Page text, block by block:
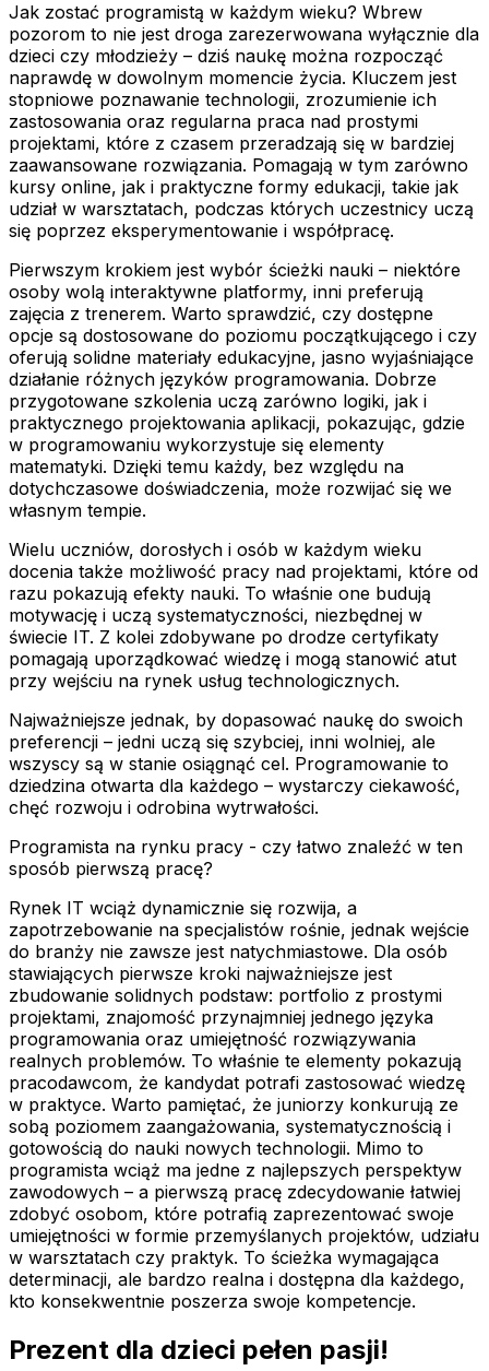
Jak zostać programistą w każdym wieku? Wbrew
pozorom to nie jest droga zarezerwowana wyłącznie dla
dzieci czy młodzieży – dziś naukę można rozpocząć
naprawdę w dowolnym momencie życia. Kluczem jest
stopniowe poznawanie technologii, zrozumienie ich
zastosowania oraz regularna praca nad prostymi
projektami, które z czasem przeradzają się w bardziej
zaawansowane rozwiązania. Pomagają w tym zarówno
kursy online, jak i praktyczne formy edukacji, takie jak
udział w warsztatach, podczas których uczestnicy uczą
się poprzez eksperymentowanie i współpracę.
Pierwszym krokiem jest wybór ścieżki nauki – niektóre
osoby wolą interaktywne platformy, inni preferują
zajęcia z trenerem. Warto sprawdzić, czy dostępne
opcje są dostosowane do poziomu początkującego i czy
oferują solidne materiały edukacyjne, jasno wyjaśniające
działanie różnych języków programowania. Dobrze
przygotowane szkolenia uczą zarówno logiki, jak i
praktycznego projektowania aplikacji, pokazując, gdzie
w programowaniu wykorzystuje się elementy
matematyki. Dzięki temu każdy, bez względu na
dotychczasowe doświadczenia, może rozwijać się we
własnym tempie.
Wielu uczniów, dorosłych i osób w każdym wieku
docenia także możliwość pracy nad projektami, które od
razu pokazują efekty nauki. To właśnie one budują
motywację i uczą systematyczności, niezbędnej w
świecie IT. Z kolei zdobywane po drodze certyfikaty
pomagają uporządkować wiedzę i mogą stanowić atut
przy wejściu na rynek usług technologicznych.
Najważniejsze jednak, by dopasować naukę do swoich
preferencji – jedni uczą się szybciej, inni wolniej, ale
wszyscy są w stanie osiągnąć cel. Programowanie to
dziedzina otwarta dla każdego – wystarczy ciekawość,
chęć rozwoju i odrobina wytrwałości.
Programista na rynku pracy - czy łatwo znaleźć w ten
sposób pierwszą pracę?
Rynek IT wciąż dynamicznie się rozwija, a
zapotrzebowanie na specjalistów rośnie, jednak wejście
do branży nie zawsze jest natychmiastowe. Dla osób
stawiających pierwsze kroki najważniejsze jest
zbudowanie solidnych podstaw: portfolio z prostymi
projektami, znajomość przynajmniej jednego języka
programowania oraz umiejętność rozwiązywania
realnych problemów. To właśnie te elementy pokazują
pracodawcom, że kandydat potrafi zastosować wiedzę
w praktyce. Warto pamiętać, że juniorzy konkurują ze
sobą poziomem zaangażowania, systematycznością i
gotowością do nauki nowych technologii. Mimo to
programista wciąż ma jedne z najlepszych perspektyw
zawodowych – a pierwszą pracę zdecydowanie łatwiej
zdobyć osobom, które potrafią zaprezentować swoje
umiejętności w formie przemyślanych projektów, udziału
w warsztatach czy praktyk. To ścieżka wymagająca
determinacji, ale bardzo realna i dostępna dla każdego,
kto konsekwentnie poszerza swoje kompetencje.
Prezent dla dzieci pełen pasji!